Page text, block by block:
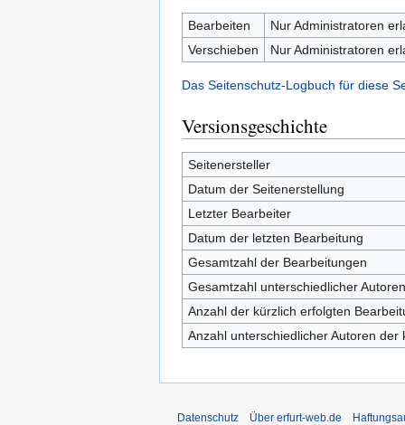
Bearbeiten
Nur Administratoren
Verschieben
Nur Administratoren
Das Seitenschutz-Logbuch für diese
Versionsgeschichte
Seitenersteller
Datum der Seitenerstellung
Letzter Bearbeiter
Datum der letzten Bearbeitung
Gesamtzahl der Bearbeitungen
Gesamtzahl unterschiedlicher Autoren
Anzahl der kürzlich erfolgten
Anzahl unterschiedlicher Autoren
Datenschutz Über erfurt-web.de